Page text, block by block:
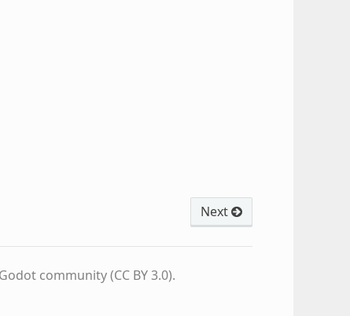
Next
community (CC BY 3.0).